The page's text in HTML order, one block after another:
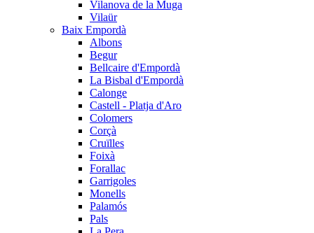
Vilanova de la Muga
Vilaür
Baix Empordà
Albons
Begur
Bellcaire d'Empordà
La Bisbal d'Empordà
Calonge
Castell - Platja d'Aro
Colomers
Corçà
Cruïlles
Foixà
Forallac
Garrigoles
Monells
Palamós
Pals